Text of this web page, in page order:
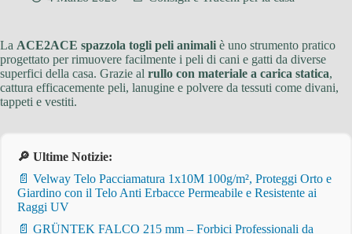
La ACE2ACE spazzola togli peli animali è uno strumento pratico
progettato per rimuovere facilmente i peli di cani e gatti da diverse
superfici della casa. Grazie al rullo con materiale a carica statica,
cattura efficacemente peli, lanugine e polvere da tessuti come divani,
tappeti e vestiti.
🔎 Ultime Notizie:
📄 Velway Telo Pacciamatura 1x10M 100g/m², Proteggi Orto e
Giardino con il Telo Anti Erbacce Permeabile e Resistente ai
Raggi UV
📄 GRÜNTEK FALCO 215 mm – Forbici Professionali da